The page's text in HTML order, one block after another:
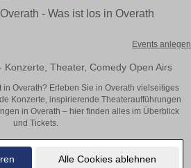
Alle Cookies ablehnen
- Was ist los in Overath
Events anlegen
Konzerte, Theater, Comedy Open Airs
Overath? Erleben Sie in Overath vielseitiges
Konzerte, inspirierende Theateraufführungen
in Overath – hier finden alles im Überblick
und Tickets.